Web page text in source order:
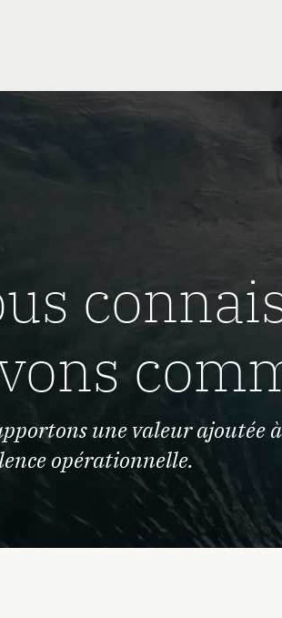
une valeur ajoutée
opérationnelle.